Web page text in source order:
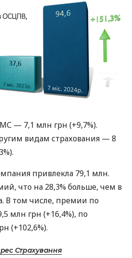
— 7,1 млн грн (+9,7%).
видам страхования — 8
привлекла 79,1 млн.
что на 28,3% больше, чем в
В том числе, премии по
млн грн (+16,4%), по
(+102,6%).
Страхування